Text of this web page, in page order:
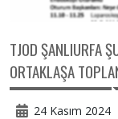
TJOD ŞANLIURFA
ORTAKLAŞA
24 Kasım 2024